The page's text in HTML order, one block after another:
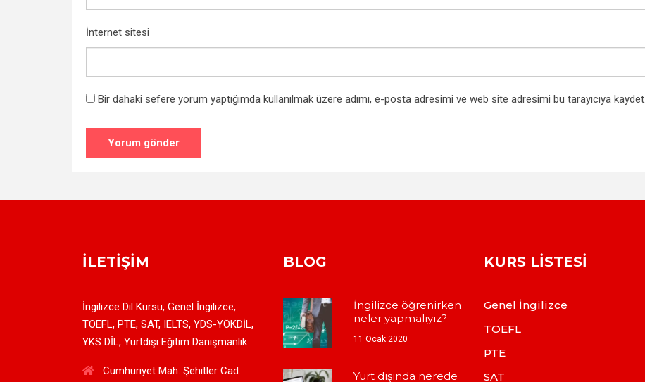
İnternet sitesi
Bir dahaki sefere yorum yaptığımda kullanılmak üzere adımı, e-posta adresimi ve web site adresimi bu tarayıcıya kaydet.
İLETIŞIM
İngilizce Dil Kursu, Genel İngilizce,
TOEFL, PTE, SAT, IELTS, YDS-YÖKDİL,
YKS DİL, Yurtdışı Eğitim Danışmanlık
Cumhuriyet Mah. Şehitler Cad.
BLOG
İngilizce öğrenirken
neler yapmalıyız?
11 Ocak 2020
Yurt dışında nerede
KURS LISTESI
Genel İngilizce
TOEFL
PTE
SAT